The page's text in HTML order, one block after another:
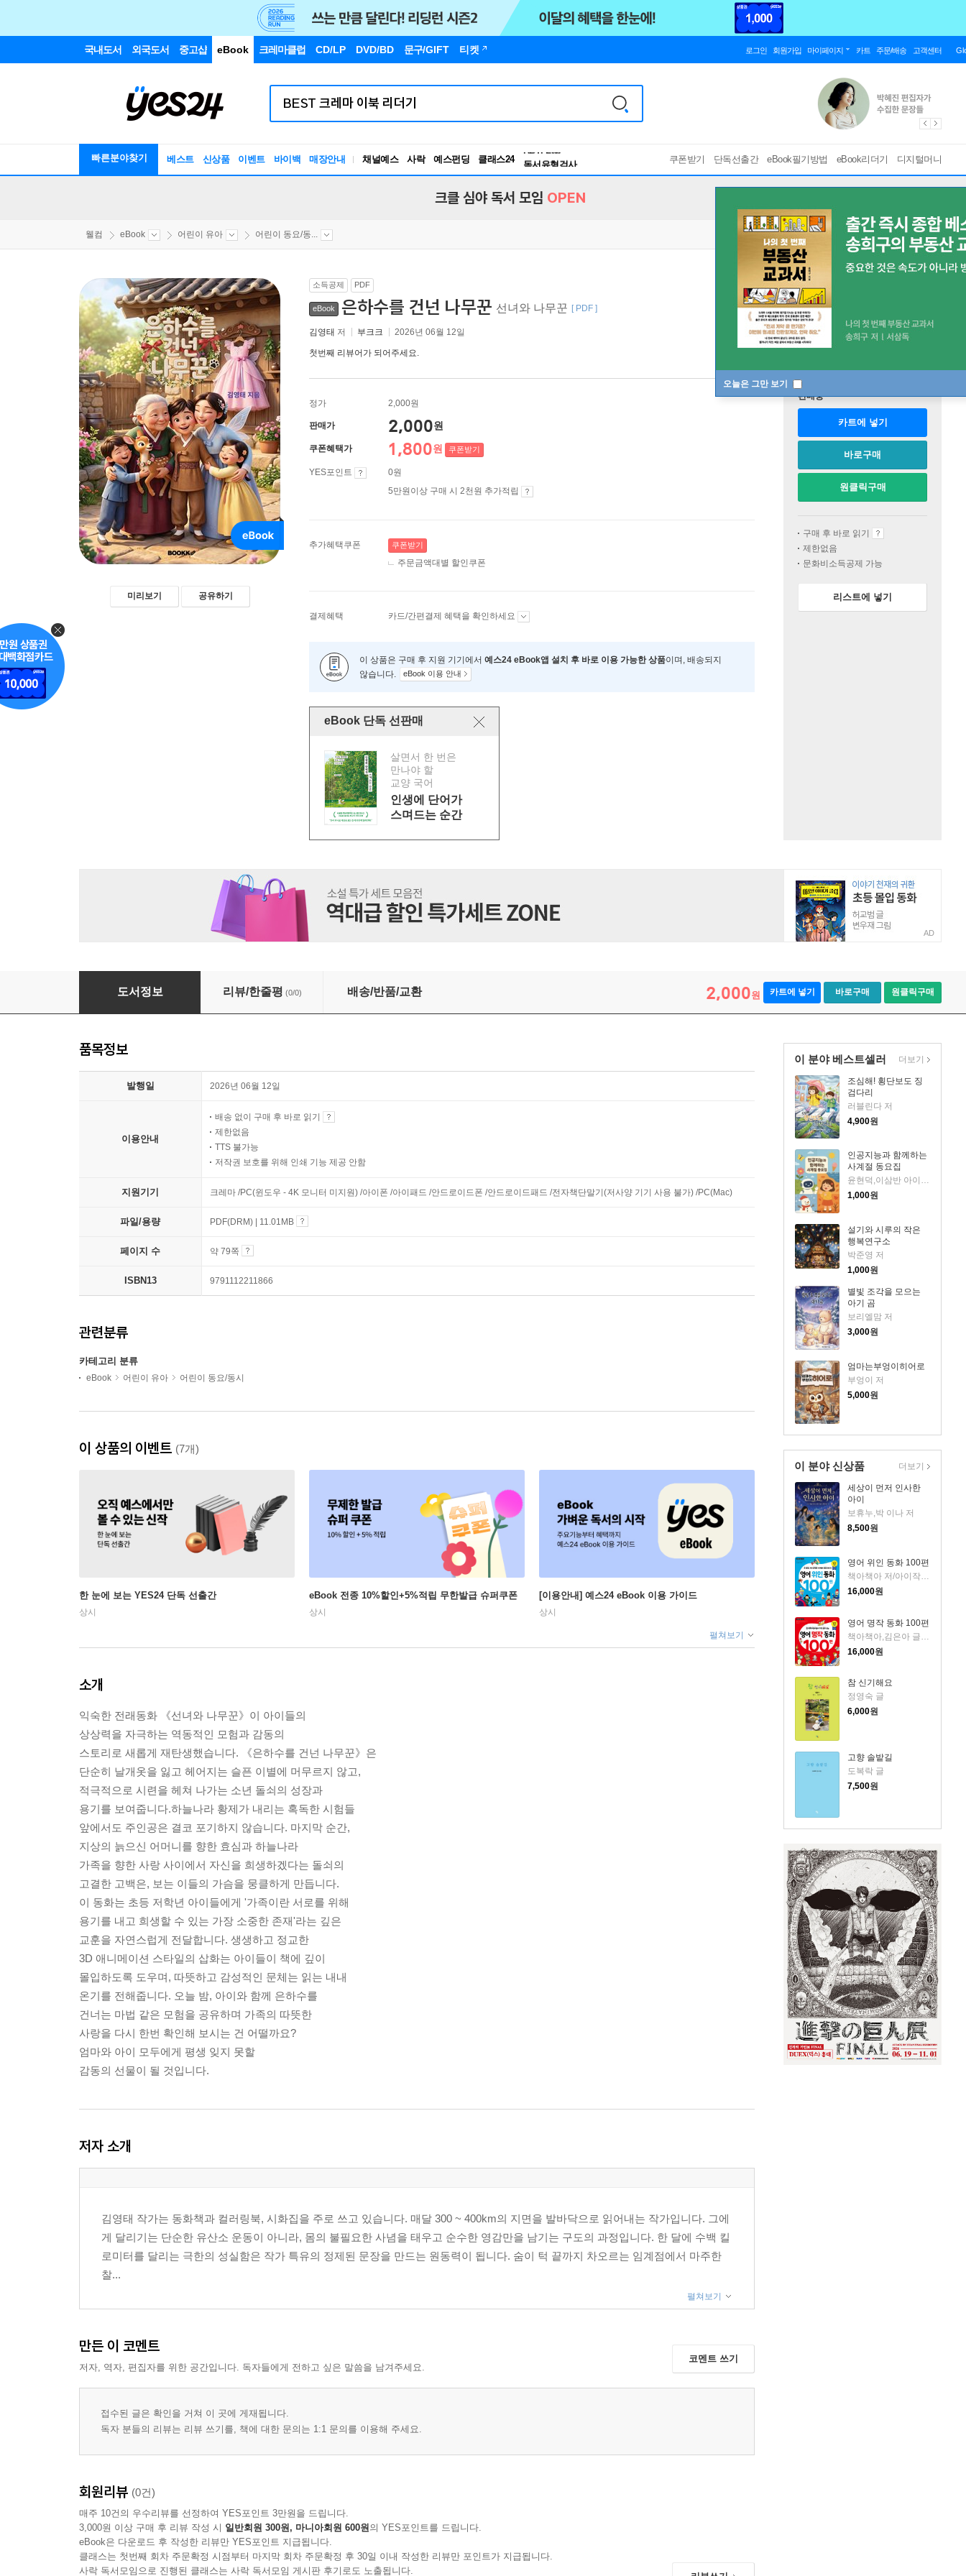
국내도서 외국도서 중고샵 eBook 크레마클럽 CD/LP DVD/BD 문구/GIFT 티켓 로그인 회원가입 마이페이지 카트 주문/배송 고객센터
빠른분야찾기 베스트 신상품 이벤트 바이백 매장안내 채널예스 사락 예스펀딩 클래스24
독서유형검사
쿠폰받기 단독선출간 eBook필기방법 eBook리더기 디지털머니
오늘은 그만 보기
크클 심야 독서 모임 OPEN
웰컴 eBook 어린이 유아 어린이 동요/동...
미리보기 공유하기
소득공제 PDF
eBook 은하수를 건넌 나무꾼 선녀와 나무꾼 [ PDF ]
김영태 저 부크크 2026년 06월 12일
첫번째 리뷰어가 되어주세요.
정가 2,000원
판매가 2,000원
쿠폰혜택가 1,800원 쿠폰받기
YES포인트
0원
5만원이상 구매 시 2천원 추가적립
추가혜택쿠폰 쿠폰받기
주문금액대별 할인쿠폰
결제혜택 카드/간편결제 혜택을 확인하세요
이 상품은 구매 후 지원 기기에서 예스24 eBook앱 설치 후 바로 이용 가능한 상품이며, 배송되지
않습니다.
eBook 이용 안내
eBook 단독 선판매
살면서 한 번은
만나야 할
교양 국어
인생에 단어가
스며드는 순간
판매중
카트에 넣기
바로구매
원클릭구매
구매 후 바로 읽기
제한없음
문화비소득공제 가능
리스트에 넣기
AD
은하수를 건넌 나무꾼
도서정보 리뷰/한줄평 (0/0) 배송/반품/교환 2,000원 카트에 넣기 바로구매 원클릭구매
이 분야 베스트셀러
조심해! 횡단보도 징
검다리
러블린다 저
4,900원
인공지능과 함께하는
사계절 동요집
윤현덕,이삼반 아이들 저
1,000원
설기와 시루의 작은
행복연구소
박준영 저
1,000원
별빛 조각을 모으는
아기 곰
보리엘맘 저
3,000원
엄마는부엉이히어로
부엉이 저
5,000원
더보기
이 분야 신상품
세상이 먼저 인사한
아이
보휴누,박 이나 저
8,500원
영어 위인 동화 100편
책아책아 저/아이작 더스트,마이클 A. 푸틀랙 감수
16,000원
영어 명작 동화 100편
16,000원
참 신기해요
정영숙 글
6,000원
고향 솔밭길
도복락 글
7,500원
더보기
품목정보
발행일 2026년 06월 12일
이용안내
배송 없이 구매 후 바로 읽기
제한없음
TTS 불가능
저작권 보호를 위해 인쇄 기능 제공 안함
지원기기 크레마 /PC(윈도우 - 4K 모니터 미지원) /아이폰 /아이패드 /안드로이드폰 /안드로이드패드 /전자책단말기(저사양 기기 사용 불가) /PC(Mac)
파일/용량 PDF(DRM) | 11.01MB
페이지 수 약 79쪽
ISBN13 9791112211866
관련분류
카테고리 분류
eBook 어린이 유아 어린이 동요/동시
이 상품의 이벤트 (7개)
한 눈에 보는 YES24 단독 선출간
상시
eBook 전종 10%할인+5%적립 무한발급 슈퍼쿠폰
상시
[이용안내] 예스24 eBook 이용 가이드
상시
펼쳐보기
소개
익숙한 전래동화 《선녀와 나무꾼》이 아이들의
상상력을 자극하는 역동적인 모험과 감동의
스토리로 새롭게 재탄생했습니다. 《은하수를 건넌 나무꾼》은
단순히 날개옷을 잃고 헤어지는 슬픈 이별에 머무르지 않고,
적극적으로 시련을 헤쳐 나가는 소년 돌쇠의 성장과
용기를 보여줍니다.하늘나라 황제가 내리는 혹독한 시험들
앞에서도 주인공은 결코 포기하지 않습니다. 마지막 순간,
지상의 늙으신 어머니를 향한 효심과 하늘나라
가족을 향한 사랑 사이에서 자신을 희생하겠다는 돌쇠의
고결한 고백은, 보는 이들의 가슴을 뭉클하게 만듭니다.
이 동화는 초등 저학년 아이들에게 '가족이란 서로를 위해
용기를 내고 희생할 수 있는 가장 소중한 존재'라는 깊은
교훈을 자연스럽게 전달합니다. 생생하고 정교한
3D 애니메이션 스타일의 삽화는 아이들이 책에 깊이
몰입하도록 도우며, 따뜻하고 감성적인 문체는 읽는 내내
온기를 전해줍니다. 오늘 밤, 아이와 함께 은하수를
건너는 마법 같은 모험을 공유하며 가족의 따뜻한
사랑을 다시 한번 확인해 보시는 건 어떨까요?
엄마와 아이 모두에게 평생 잊지 못할
감동의 선물이 될 것입니다.
저자 소개
김영태 작가는 동화책과 컬러링북, 시화집을 주로 쓰고 있습니다. 매달 300 ~ 400km의 지면을 발바닥으로 읽어내는 작가입니다. 그에
게 달리기는 단순한 유산소 운동이 아니라, 몸의 불필요한 사념을 태우고 순수한 영감만을 남기는 구도의 과정입니다. 한 달에 수백 킬
로미터를 달리는 극한의 성실함은 작가 특유의 정제된 문장을 만드는 원동력이 됩니다. 숨이 턱 끝까지 차오르는 임계점에서 마주한
찰...
펼쳐보기
만든 이 코멘트
저자, 역자, 편집자를 위한 공간입니다. 독자들에게 전하고 싶은 말씀을 남겨주세요.
코멘트 쓰기
접수된 글은 확인을 거쳐 이 곳에 게재됩니다.
독자 분들의 리뷰는 리뷰 쓰기를, 책에 대한 문의는 1:1 문의를 이용해 주세요.
회원리뷰 (0건)
매주 10건의 우수리뷰를 선정하여 YES포인트 3만원을 드립니다.
3,000원 이상 구매 후 리뷰 작성 시 일반회원 300원, 마니아회원 600원의 YES포인트를 드립니다.
eBook은 다운로드 후 작성한 리뷰만 YES포인트 지급됩니다.
클래스는 첫번째 회차 주문확정 시점부터 마지막 회차 주문확정 후 30일 이내 작성한 리뷰만 포인트가 지급됩니다.
사락 독서모임으로 진행된 클래스는 사락 독서모임 게시판 후기로도 노출됩니다.